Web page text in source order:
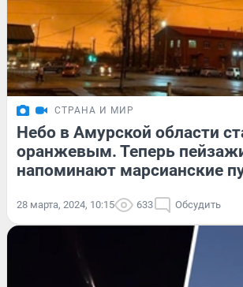
СТРАНА И МИР
Небо в Амурской области
оранжевым. Теперь
напоминают марсианские
28 марта, 2024, 10:15 633 Обсудить